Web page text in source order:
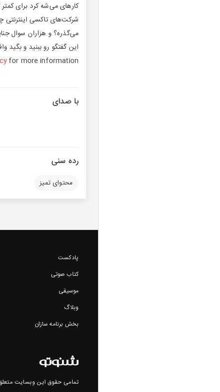
کارهای می‌شه کرد برای کمتر
شرکت‌های تاکسی اینترنتی
می‌گذره؟ و هزاران سوال
این گفتگو رو ببنید و بگید
for more information.
با صدای
رده سنی
محتوای تمیز
پادکست
کتاب صوتی
موسیقی
وبلاگ
بخش برنامه سازان
تمامی حقوق این وبسایت